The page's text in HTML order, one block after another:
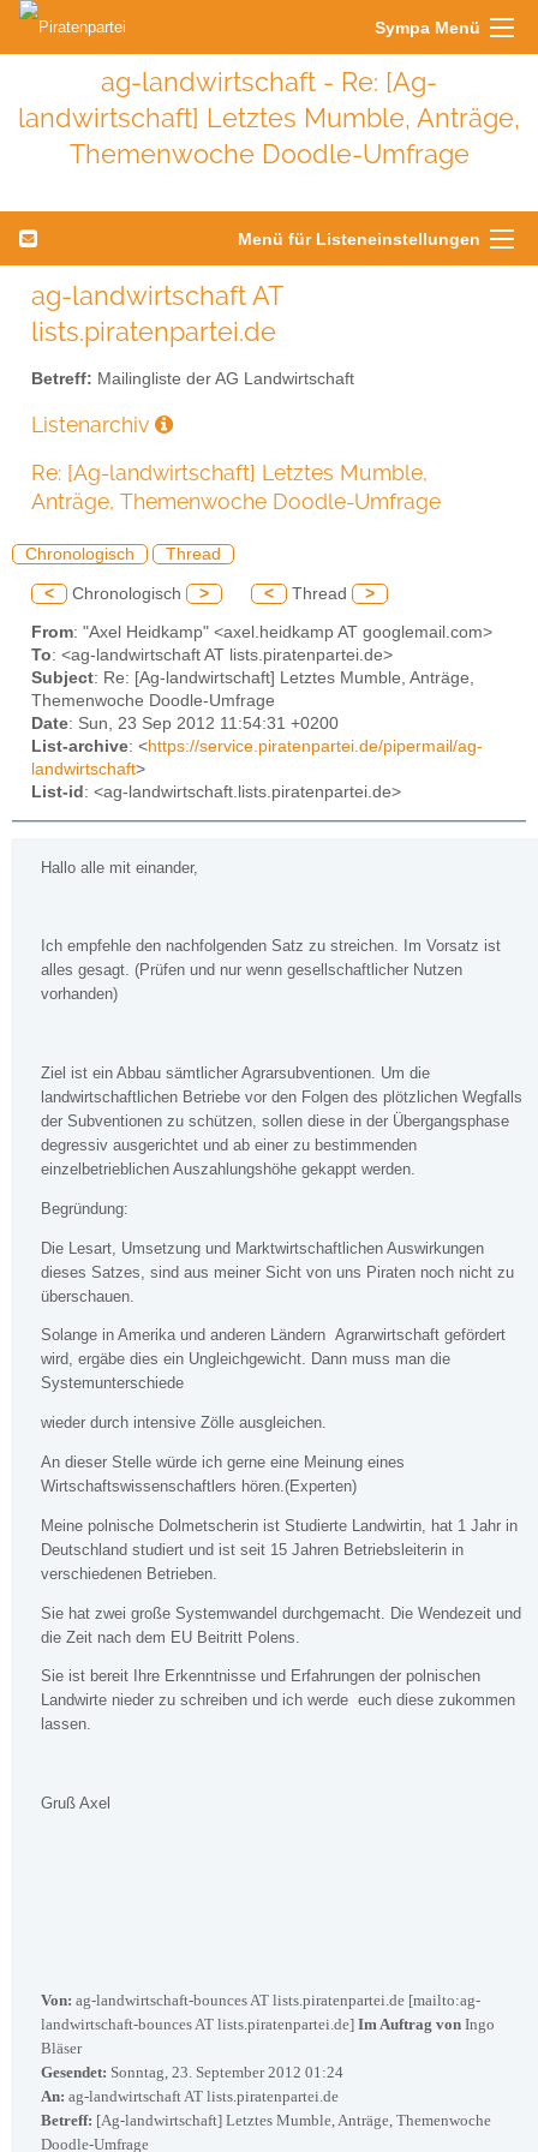
Sympa Menü
ag-landwirtschaft - Re: [Ag-
landwirtschaft] Letztes Mumble, Anträge,
Themenwoche Doodle-Umfrage
Menü für Listeneinstellungen
ag-landwirtschaft AT
lists.piratenpartei.de
Betreff: Mailingliste der AG Landwirtschaft
Listenarchiv
Re: [Ag-landwirtschaft] Letztes Mumble,
Anträge, Themenwoche Doodle-Umfrage
Chronologisch Thread
< Chronologisch > < Thread >
From: "Axel Heidkamp" <axel.heidkamp AT googlemail.com>
To: <ag-landwirtschaft AT lists.piratenpartei.de>
Subject: Re: [Ag-landwirtschaft] Letztes Mumble, Anträge,
Themenwoche Doodle-Umfrage
Date: Sun, 23 Sep 2012 11:54:31 +0200
List-archive: <https://service.piratenpartei.de/pipermail/ag-
landwirtschaft>
List-id : <ag-landwirtschaft.lists.piratenpartei.de>
Hallo alle mit einander,
Ich empfehle den nachfolgenden Satz zu streichen. Im Vorsatz ist
alles gesagt. (Prüfen und nur wenn gesellschaftlicher Nutzen
vorhanden)
Ziel ist ein Abbau sämtlicher Agrarsubventionen. Um die
landwirtschaftlichen Betriebe vor den Folgen des plötzlichen Wegfalls
der Subventionen zu schützen, sollen diese in der Übergangsphase
degressiv ausgerichtet und ab einer zu bestimmenden
einzelbetrieblichen Auszahlungshöhe gekappt werden.
Begründung:
Die Lesart, Umsetzung und Marktwirtschaftlichen Auswirkungen
dieses Satzes, sind aus meiner Sicht von uns Piraten noch nicht zu
überschauen.
Solange in Amerika und anderen Ländern Agrarwirtschaft gefördert
wird, ergäbe dies ein Ungleichgewicht. Dann muss man die
Systemunterschiede
wieder durch intensive Zölle ausgleichen.
An dieser Stelle würde ich gerne eine Meinung eines
Wirtschaftswissenschaftlers hören.(Experten)
Meine polnische Dolmetscherin ist Studierte Landwirtin, hat 1 Jahr in
Deutschland studiert und ist seit 15 Jahren Betriebsleiterin in
verschiedenen Betrieben.
Sie hat zwei große Systemwandel durchgemacht. Die Wendezeit und
die Zeit nach dem EU Beitritt Polens.
Sie ist bereit Ihre Erkenntnisse und Erfahrungen der polnischen
Landwirte nieder zu schreiben und ich werde euch diese zukommen
lassen.
Gruß Axel
Von: ag-landwirtschaft-bounces AT lists.piratenpartei.de [mailto:ag-
landwirtschaft-bounces AT lists.piratenpartei.de] Im Auftrag von Ingo
Bläser
Gesendet: Sonntag, 23. September 2012 01:24
An: ag-landwirtschaft AT lists.piratenpartei.de
Betreff: [Ag-landwirtschaft] Letztes Mumble, Anträge, Themenwoche
Doodle-Umfrage